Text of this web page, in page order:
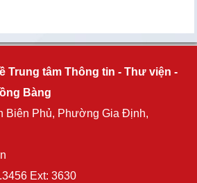
Trung tâm Thông tin - Thư viện -
Bàng
Biên Phủ, Phường Gia Định,
Ext: 3630